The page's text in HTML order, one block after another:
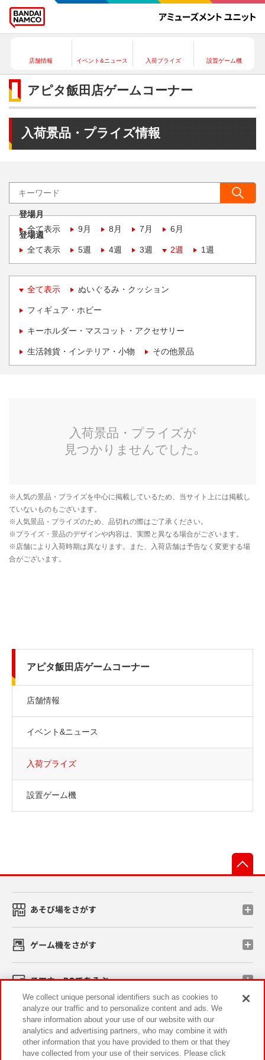
店舗情報 イベント&ニュース 入荷プライズ 設置ゲーム機
アピタ飯田店ゲームコーナー
入荷景品・プライズ情報
登場月
全て表示
9月 8月 7月 6月
登場週
全て表示
5週 4週 3週 2週 1週
全て表示 ぬいぐるみ・クッション
フィギュア・ホビー
キーホルダー・マスコット・アクセサリー
生活雑貨・インテリア・小物 その他景品
アピタ飯田店ゲームコーナー
店舗情報
イベント&ニュース
入荷プライズ
設置ゲーム機
あそび場をさがす
ゲーム機をさがす
スマホ・PCであそぶ
イベント・キャンペーン
We collect unique personal identifiers such as cookies to
analyze our traffic and to personalize content and ads. We
share information about your use of our website with our
analytics and advertising partners, who may combine it with
other information that you have provided to them or that they
have collected from your use of their services. Please click